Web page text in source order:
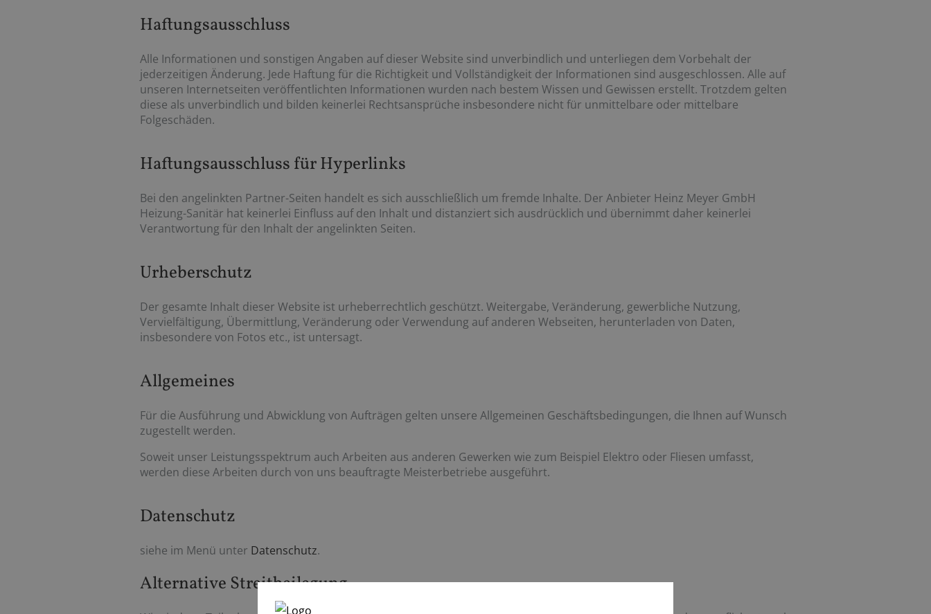
Haftungsausschluss
Alle Informationen und sonstigen Angaben auf dieser Website sind unverbindlich und unterliegen dem Vorbehalt der
jederzeitigen Änderung. Jede Haftung für die Richtigkeit und Vollständigkeit der Informationen sind ausgeschlossen. Alle auf
unseren Internetseiten veröffentlichten Informationen wurden nach bestem Wissen und Gewissen erstellt. Trotzdem gelten
diese als unverbindlich und bilden keinerlei Rechtsansprüche insbesondere nicht für unmittelbare oder mittelbare
Folgeschäden.
Haftungsausschluss für Hyperlinks
Bei den angelinkten Partner-Seiten handelt es sich ausschließlich um fremde Inhalte. Der Anbieter Heinz Meyer GmbH
Heizung-Sanitär hat keinerlei Einfluss auf den Inhalt und distanziert sich ausdrücklich und übernimmt daher keinerlei
Verantwortung für den Inhalt der angelinkten Seiten.
Urheberschutz
Der gesamte Inhalt dieser Website ist urheberrechtlich geschützt. Weitergabe, Veränderung, gewerbliche Nutzung,
Vervielfältigung, Übermittlung, Veränderung oder Verwendung auf anderen Webseiten, herunterladen von Daten,
insbesondere von Fotos etc., ist untersagt.
Allgemeines
Für die Ausführung und Abwicklung von Aufträgen gelten unsere Allgemeinen Geschäftsbedingungen, die Ihnen auf Wunsch
zugestellt werden.
Soweit unser Leistungsspektrum auch Arbeiten aus anderen Gewerken wie zum Beispiel Elektro oder Fliesen umfasst,
werden diese Arbeiten durch von uns beauftragte Meisterbetriebe ausgeführt.
Datenschutz
siehe im Menü unter Datenschutz.
Alternative Streitbeilegung